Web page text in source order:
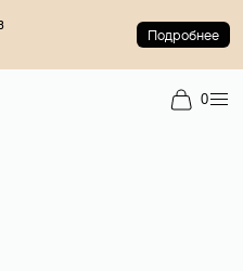
Подробнее
0